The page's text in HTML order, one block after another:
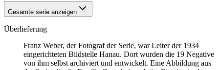
Gesamte serie anzeigen
Überlieferung
Franz Weber, der Fotograf der Serie, war Leiter der 1934
eingerichteten Bildstelle Hanau. Dort wurden die 19 Negative
von ihm selbst archiviert und entwickelt. Eine Abbildung aus